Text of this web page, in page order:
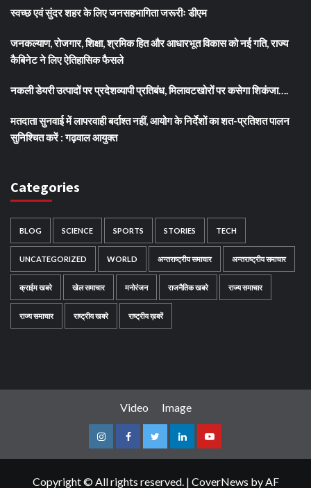
स्वच्छ एवं सुंदर शहर के लिए जनसहभागिता जरूरीः डीएम
जनकल्याण, रोजगार, शिक्षा, श्रमिक हित और आधारभूत विकास को नई गति, राज्य
कैबिनेट ने लिए ऐतिहासिक फैसले
नकली डेयरी उत्पादों पर प्रदेशव्यापी प्रतिबंध, मिलावटखोरों पर कसेगा शिकंजा….
मतदाता सुनवाई में लापरवाही बर्दाश्त नहीं, आयोग के निर्देशों का शत-प्रतिशत पालन
सुनिश्चित करें : गढ़वाल आयुक्त
Categories
BLOG SCIENCE SPORTS STORIES TECH
UNCATEGORIZED WORLD अन्तराष्ट्रीय समाचार अन्तराष्ट्रीय समाचार
क्राईम खबरे खेल समाचार मनोरंजन राजनैतिक खबरे राज्य समाचार
राज्य समाचार राष्ट्रीय खबरे राष्ट्रीय ख़बरें
Video Image
InstagramFacebookTwitterLinkedinYoutube
Copyright © All rights reserved. | CoverNews by AF